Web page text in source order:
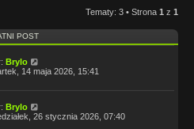
Tematy: 3 • Strona 1 z 1
POST
Brylo
14 maja 2026, 15:41
Brylo
26 stycznia 2026, 07:40